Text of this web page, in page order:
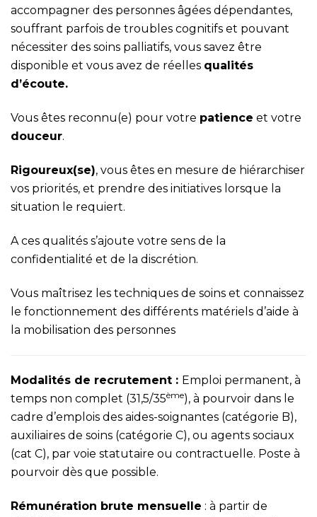
accompagner des personnes âgées dépendantes,
souffrant parfois de troubles cognitifs et pouvant
nécessiter des soins palliatifs, vous savez être
disponible et vous avez de réelles qualités
d’écoute.
Vous êtes reconnu(e) pour votre patience et votre
douceur.
Rigoureux(se), vous êtes en mesure de hiérarchiser
vos priorités, et prendre des initiatives lorsque la
situation le requiert.
A ces qualités s’ajoute votre sens de la
confidentialité et de la discrétion.
Vous maîtrisez les techniques de soins et connaissez
le fonctionnement des différents matériels d’aide à
la mobilisation des personnes
Modalités de recrutement : Emploi permanent, à
temps non complet (31,5/35ème), à pourvoir dans le
cadre d’emplois des aides-soignantes (catégorie B),
auxiliaires de soins (catégorie C), ou agents sociaux
(cat C), par voie statutaire ou contractuelle. Poste à
pourvoir dès que possible.
Rémunération brute mensuelle : à partir de